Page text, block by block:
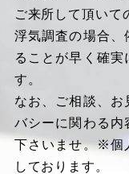
ご来所して頂いて
浮気調査の場合、
ることが早く確
す。
なお、ご相談、お
バシーに関わる内
下さいませ。※個
しております。